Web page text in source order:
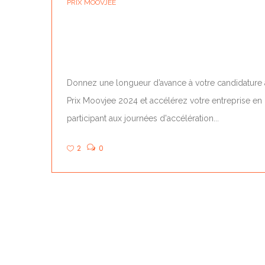
PRIX MOOVJEE
Donnez une longueur d’avance à votre candidature
Prix Moovjee 2024 et accélérez votre entreprise en
participant aux journées d'accélération...
2 0